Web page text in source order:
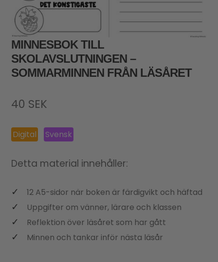
MINNESBOK TILL
SKOLAVSLUTNINGEN –
SOMMARMINNEN FRÅN LÄSÅRET
40 SEK
Digital Svensk
Detta material innehåller:
12 A5-sidor när boken är färdigvikt och häftad
Uppgifter om vänner, lärare och klassen
Reflektion över läsåret som har gått
Minnen och tankar inför nästa läsår